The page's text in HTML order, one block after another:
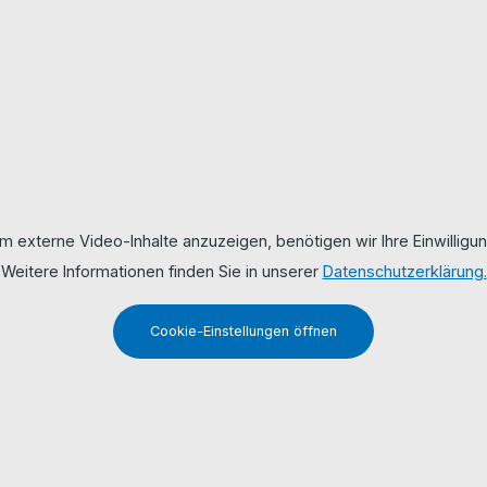
externe Video-Inhalte anzuzeigen, benötigen wir Ihre
Weitere Informationen finden Sie in unserer Datenschutzerklärung.
Cookie-Einstellungen öffnen